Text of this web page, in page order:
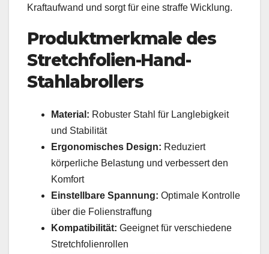
Kraftaufwand und sorgt für eine straffe Wicklung.
Produktmerkmale des
Stretchfolien-Hand-
Stahlabrollers
Material: Robuster Stahl für Langlebigkeit
und Stabilität
Ergonomisches Design: Reduziert
körperliche Belastung und verbessert den
Komfort
Einstellbare Spannung: Optimale Kontrolle
über die Folienstraffung
Kompatibilität: Geeignet für verschiedene
Stretchfolienrollen